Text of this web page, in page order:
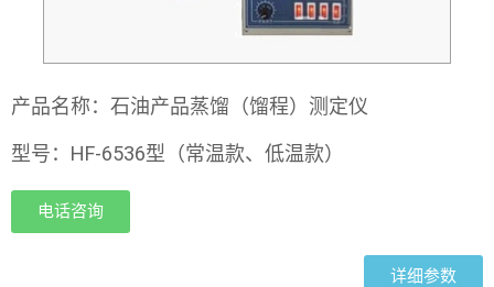
产品名称：石油产品蒸馏（馏程）测定仪
型号：HF-6536型（常温款、低温款）
电话咨询
详细参数